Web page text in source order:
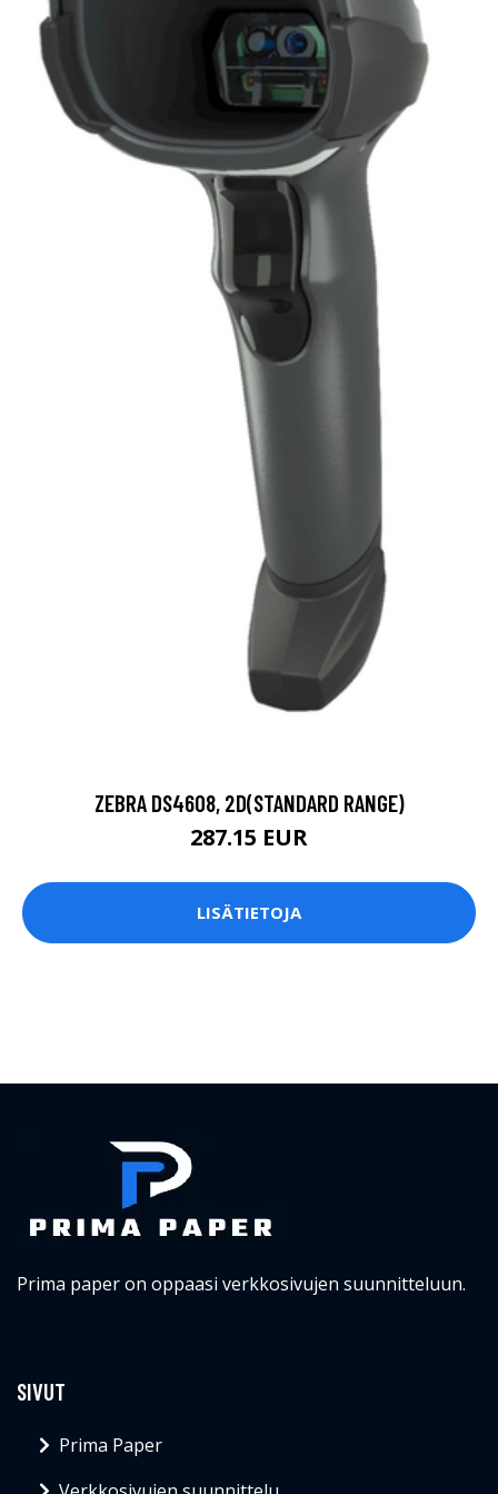
ZEBRA DS4608, 2D(STANDARD RANGE)
287.15 EUR
LISÄTIETOJA
Prima paper on oppaasi verkkosivujen suunnitteluun.
SIVUT
Prima Paper